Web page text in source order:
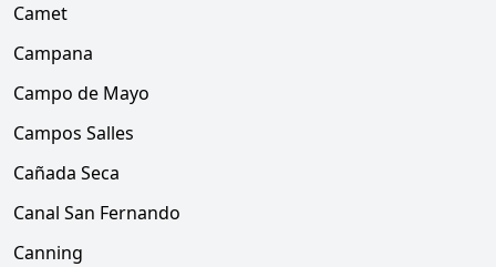
Camet
Campana
Campo de Mayo
Campos Salles
Cañada Seca
Canal San Fernando
Canning